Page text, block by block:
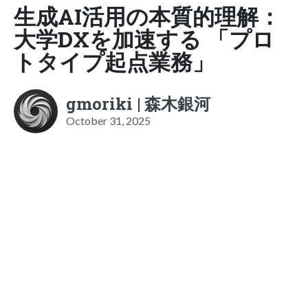
生成AI活用の本質的理解：
大学DXを加速する 「プロ
トタイプ起点業務」
gmoriki | 森木銀河
October 31, 2025